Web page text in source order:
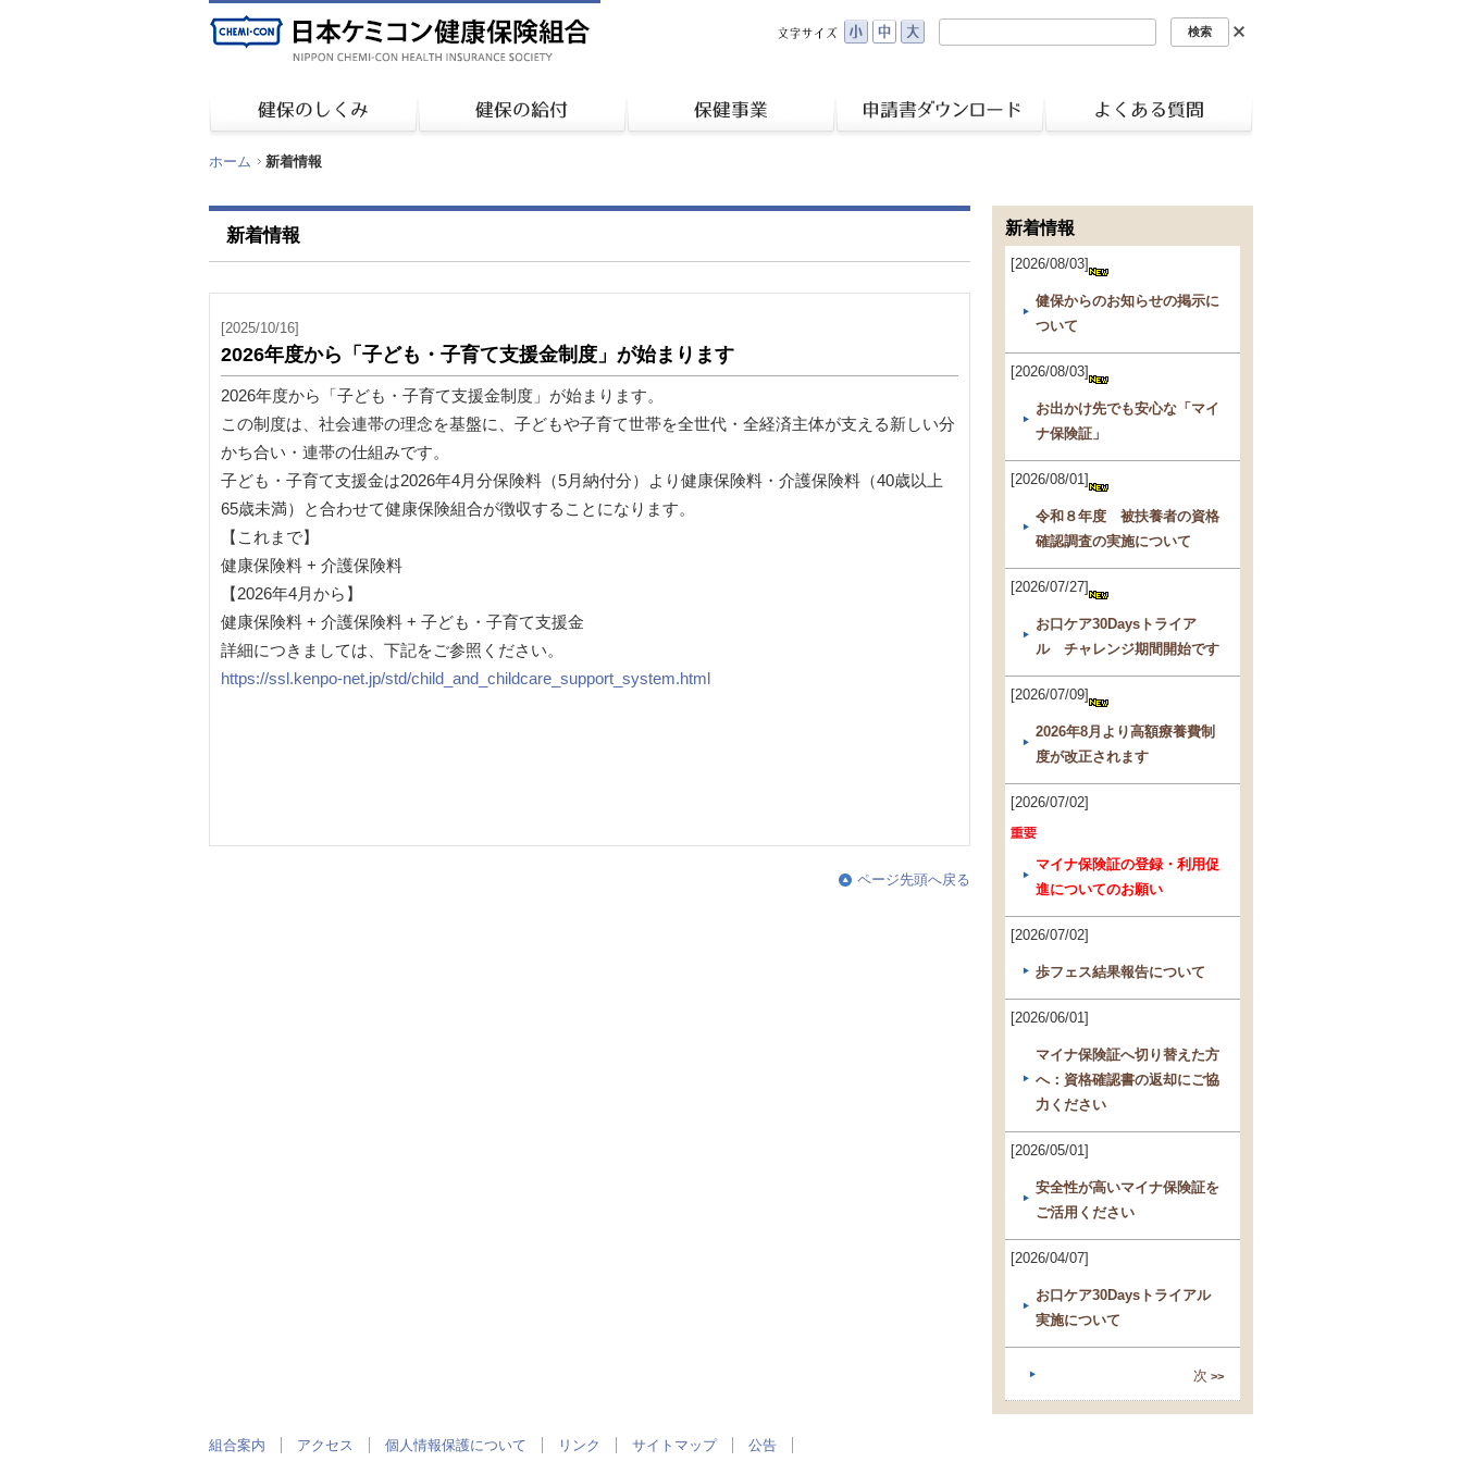
ホーム 新着情報
新着情報
[2025/10/16]
2026年度から「子ども・子育て支援金制度」が始まります
2026年度から「子ども・子育て支援金制度」が始まります。
この制度は、社会連帯の理念を基盤に、子どもや子育て世帯を全世代・全経済主体が支える新しい分
かち合い・連帯の仕組みです。
子ども・子育て支援金は2026年4月分保険料（5月納付分）より健康保険料・介護保険料（40歳以上
65歳未満）と合わせて健康保険組合が徴収することになります。
【これまで】
健康保険料 + 介護保険料
【2026年4月から】
健康保険料 + 介護保険料 + 子ども・子育て支援金
詳細につきましては、下記をご参照ください。
https://ssl.kenpo-net.jp/std/child_and_childcare_support_system.html
ページ先頭へ戻る
新着情報
[2026/08/03]
健保からのお知らせの掲示に
ついて
[2026/08/03]
お出かけ先でも安心な「マイ
ナ保険証」
[2026/08/01]
令和８年度 被扶養者の資格
確認調査の実施について
[2026/07/27]
お口ケア30Daysトライア
ル チャレンジ期間開始です
[2026/07/09]
2026年8月より高額療養費制
度が改正されます
[2026/07/02]
マイナ保険証の登録・利用促
進についてのお願い
[2026/07/02]
歩フェス結果報告について
[2026/06/01]
マイナ保険証へ切り替えた方
へ：資格確認書の返却にご協
力ください
[2026/05/01]
安全性が高いマイナ保険証を
ご活用ください
[2026/04/07]
お口ケア30Daysトライアル
実施について
次 >>
組合案内 アクセス 個人情報保護について リンク サイトマップ 公告